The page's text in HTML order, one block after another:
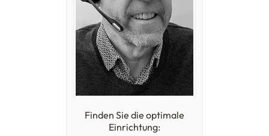
Finden Sie die optimale
Einrichtung: